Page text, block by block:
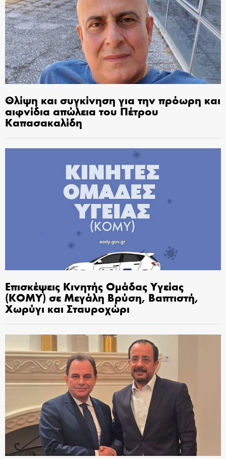
Θλίψη και συγκίνηση για την πρόωρη και
αιφνίδια απώλεια του Πέτρου
Καπασακαλίδη
Επισκέψεις Κινητής Ομάδας Υγείας
(ΚΟΜΥ) σε Μεγάλη Βρύση, Βαπτιστή,
Χωρύγι και Σταυροχώρι